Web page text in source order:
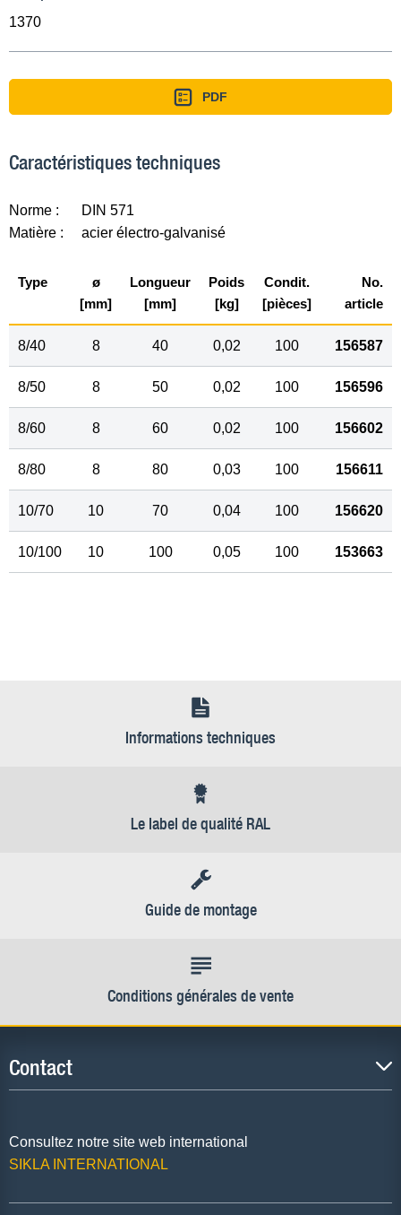
1370
PDF
Caractéristiques techniques
Norme :
DIN 571
Matière :
acier électro-galvanisé
Type
ø
[mm]
Longueur
[mm]
Poids
[kg]
Condit.
[pièces]
No.
article
8/40 8 40 0,02 100 156587
8/50 8 50 0,02 100 156596
8/60 8 60 0,02 100 156602
8/80 8 80 0,03 100 156611
10/70 10 70 0,04 100 156620
10/100 10 100 0,05 100 153663
Informations techniques
Le label de qualité RAL
Guide de montage
Conditions générales de vente
Contact
Consultez notre site web international
SIKLA INTERNATIONAL